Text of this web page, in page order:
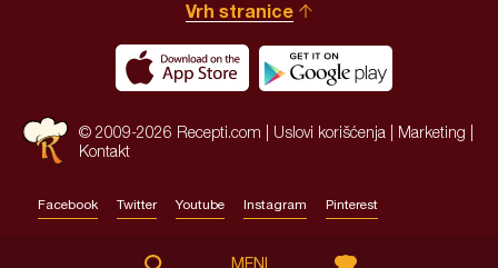
Vrh stranice
© 2009-2026 Recepti.com | Uslovi korišćenja Marketing
Kontakt
Facebook Twitter Youtube Instagram Pinterest